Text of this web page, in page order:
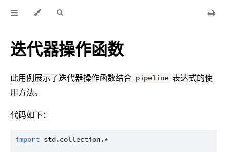
迭代器操作函数
此用例展示了迭代器操作函数结合 pipeline 表达式的使
用方法。
代码如下：
import std.collection.*